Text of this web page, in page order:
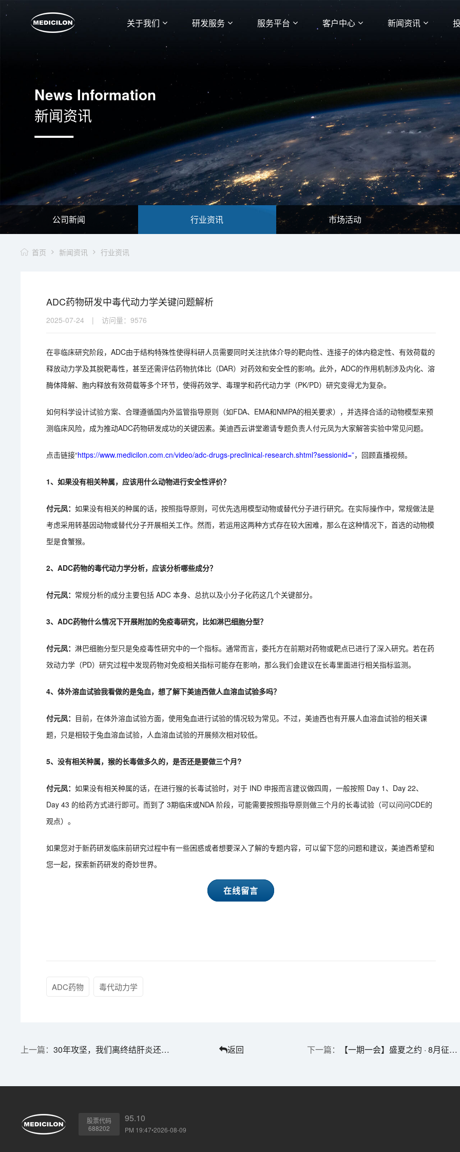
关于我们 研发服务 服务平台 客户中心 新闻资讯
News Information
新闻资讯
公司新闻 行业资讯 市场活动
首页 新闻资讯 行业资讯
ADC药物研发中毒代动力学关键问题解析
2025-07-24 | 访问量：9576
在非临床研究阶段，ADC由于结构特殊性使得科研人员需要同时关注抗体介导的靶向性、连接子的体内稳定性、有效荷载的
释放动力学及其脱靶毒性，甚至还需评估药物抗体比（DAR）对药效和安全性的影响。此外，ADC的作用机制涉及内化、溶
酶体降解、胞内释放有效荷载等多个环节，使得药效学、毒理学和药代动力学（PK/PD）研究变得尤为复杂。
如何科学设计试验方案、合理遵循国内外监管指导原则（如FDA、EMA和NMPA的相关要求），并选择合适的动物模型来预
测临床风险，成为推动ADC药物研发成功的关键因素。美迪西云讲堂邀请专题负责人付元凤为大家解答实验中常见问题。
点击链接“https://www.medicilon.com.cn/video/adc-drugs-preclinical-research.shtml?sessionid=”，回顾直播视频。
1、如果没有相关种属，应该用什么动物进行安全性评价？
付元凤：如果没有相关的种属的话，按照指导原则，可优先选用模型动物或替代分子进行研究。在实际操作中，常规做法是
考虑采用转基因动物或替代分子开展相关工作。然而，若运用这两种方式存在较大困难，那么在这种情况下，首选的动物模
型是食蟹猴。
2、ADC药物的毒代动力学分析，应该分析哪些成分？
付元凤： 常规分析的成分主要包括 ADC 本身、总抗以及小分子化药这几个关键部分。
3、ADC药物什么情况下开展附加的免疫毒研究，比如淋巴细胞分型？
付元凤：淋巴细胞分型只是免疫毒性研究中的一个指标。通常而言，委托方在前期对药物或靶点已进行了深入研究。若在药
效动力学（PD）研究过程中发现药物对免疫相关指标可能存在影响，那么我们会建议在长毒里面进行相关指标监测。
4、体外溶血试验我看做的是兔血，想了解下美迪西做人血溶血试验多吗？
付元凤： 目前，在体外溶血试验方面，使用兔血进行试验的情况较为常见。不过，美迪西也有开展人血溶血试验的相关课
题，只是相较于兔血溶血试验，人血溶血试验的开展频次相对较低。
5、没有相关种属，猴的长毒做多久的，是否还是要做三个月?
付元凤：如果没有相关种属的话，在进行猴的长毒试验时，对于 IND 申报而言建议做四周，一般按照 Day 1、Day 22、
Day 43 的给药方式进行即可。而到了 3期临床或NDA 阶段，可能需要按照指导原则做三个月的长毒试验（可以问问CDE的
观点）。
如果您对于新药研发临床前研究过程中有一些困惑或者想要深入了解的专题内容，可以留下您的问题和建议，美迪西希望和
您一起，探索新药研发的奇妙世界。
在线留言
ADC药物 毒代动力学
30年攻坚，我们离终结肝炎还有多远？曙光已照亮征途 | 世界肝炎日 返回 【一期一会】盛夏之约 · 8月征程启航 | Meet Us Where Discovery Heats Up!
股票代码
688202
95.10
PM 19:47•2026-08-09